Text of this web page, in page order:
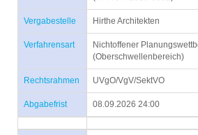
Vergabestelle Hirthe Architekten
Verfahrensart
Nichtoffener
(Oberschwellenbereich)
Rechtsrahmen UVgO/VgV/SektVO
Abgabefrist 08.09.2026 24:00